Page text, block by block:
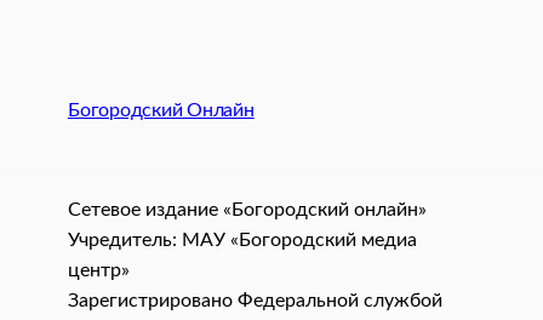
Богородский Онлайн
Сетевое издание «Богородский онлайн»
Учредитель: МАУ «Богородский медиа
центр»
Зарегистрировано Федеральной службой